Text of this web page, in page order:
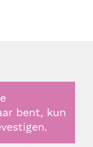
bent, kun